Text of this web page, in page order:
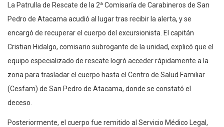
La Patrulla de Rescate de la 2ª Comisaría de Carabineros de San
Pedro de Atacama acudió al lugar tras recibir la alerta, y se
encargó de recuperar el cuerpo del excursionista. El capitán
Cristian Hidalgo, comisario subrogante de la unidad, explicó que el
equipo especializado de rescate logró acceder rápidamente a la
zona para trasladar el cuerpo hasta el Centro de Salud Familiar
(Cesfam) de San Pedro de Atacama, donde se constató el
deceso.
Posteriormente, el cuerpo fue remitido al Servicio Médico Legal,